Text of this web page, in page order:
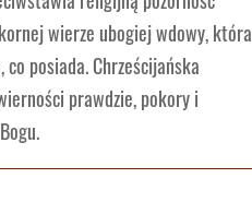
wierze ubogiej wdowy, która
posiada. Chrześcijańska
prawdzie, pokory i